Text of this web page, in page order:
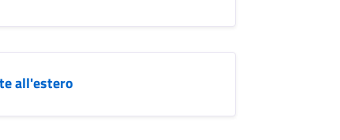
all'estero